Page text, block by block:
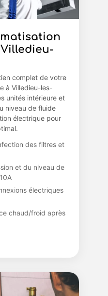
complet de votre
à Villedieu-les-
unités intérieure et
niveau de fluide
électrique pour
des filtres et
et du niveau de
électriques
chaud/froid après